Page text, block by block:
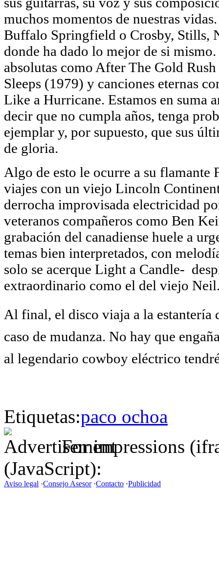
muchos momentos de nuestras
Buffalo Springfield o Crosby, Stills,
donde ha dado lo mejor de si
absolutas como After The Gold
Sleeps (1979) y canciones eternas
Like a Hurricane. Estamos en suma
decir que no cumpla años, tenga
ejemplar y, por supuesto, que sus
de gloria.
Algo de esto le ocurre a su flamante
viajes con un viejo Lincoln
derrocha improvisada electricidad
veteranos compañeros como Ben
grabación del canadiense huele a
temas bien interpretados, con
solo se acerque Light a Candle-
extraordinario como el del viejo
Al final, el disco viaja a la estantería
caso de mudanza. No hay que
al legendario cowboy eléctrico
Etiquetas:paco ochoa
For impressions
(JavaScript):
Aviso legal ·Consejo Asesor·Contacto ·Publicidad